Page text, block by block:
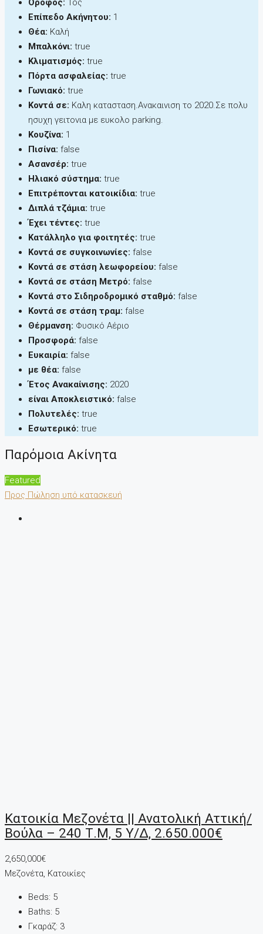
Όροφος:
1ος
Επίπεδο Ακήνητου: 1
Θέα: Καλή
Μπαλκόνι: true
Κλιματισμός: true
Πόρτα ασφαλείας: true
Γωνιακό: true
Κοντά σε: Καλη κατασταση.Ανακαινιση το 2020.Σε πολυ
ησυχη γειτονια με ευκολο parking.
Κουζίνα: 1
Πισίνα: false
Ασανσέρ: true
Ηλιακό σύστημα: true
Επιτρέπονται κατοικίδια: true
Διπλά τζάμια: true
Έχει τέντες: true
Κατάλληλο για φοιτητές: true
Κοντά σε συγκοινωνίες: false
Κοντά σε στάση λεωφορείου: false
Κοντά σε στάση Μετρό: false
Κοντά στο Σιδηροδρομικό σταθμό: false
Κοντά σε στάση τραμ: false
Θέρμανση: Φυσικό Αέριο
Προσφορά: false
Ευκαιρία: false
με θέα: false
Έτος Ανακαίνισης: 2020
είναι Αποκλειστικό: false
Πολυτελές: true
Εσωτερικό: true
Παρόμοια Ακίνητα
Featured
Προς Πώληση υπό κατασκευή
Κατοικία Μεζονέτα || Ανατολική Αττική/
Βούλα – 240 Τ.μ, 5 Υ/Δ, 2.650.000€
2,650,000€
Μεζονέτα, Κατοικίες
Beds: 5
Baths: 5
Γκαράζ: 3